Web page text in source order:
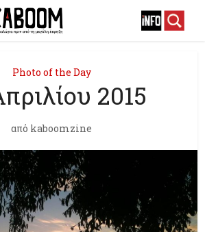
Photo of the Day
2015
από kaboomzine